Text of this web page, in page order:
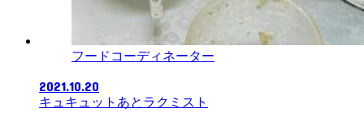
フードコーディネーター
2021.10.20
キュキュットあとラクミスト